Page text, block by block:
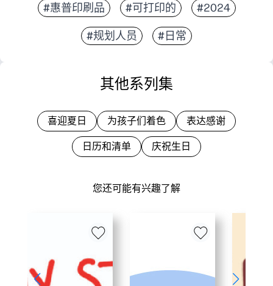
#惠普印刷品 #可打印的 #2024
#规划人员 #日常
您还可能有兴趣了解
其他系列集
喜迎夏日 为孩子们着色 表达感谢
日历和清单 庆祝生日